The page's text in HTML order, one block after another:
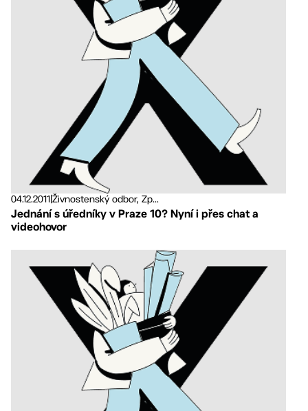
04.12.2011Živnostenský odbor, Zp...
Jednání s úředníky v Praze 10? Nyní i přes chat a
videohovor